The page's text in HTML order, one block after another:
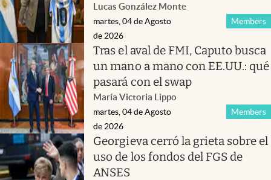
Lucas González Monte
Members
martes, 04 de Agosto
de 2026
Tras el aval de FMI, Caputo busca
un mano a mano con EE.UU.: qué
pasará con el swap
María Victoria Lippo
Members
martes, 04 de Agosto
de 2026
Georgieva cerró la grieta sobre el
uso de los fondos del FGS de
ANSES